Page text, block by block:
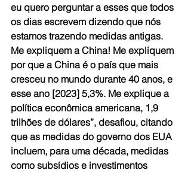
eu quero perguntar a esses que todos
os dias escrevem dizendo que nós
estamos trazendo medidas antigas.
Me expliquem a China! Me expliquem
por que a China é o país que mais
cresceu no mundo durante 40 anos, e
esse ano [2023] 5,3%. Me explique a
política econômica americana, 1,9
trilhões de dólares”, desafiou, citando
que as medidas do governo dos EUA
incluem, para uma década, medidas
como subsídios e investimentos